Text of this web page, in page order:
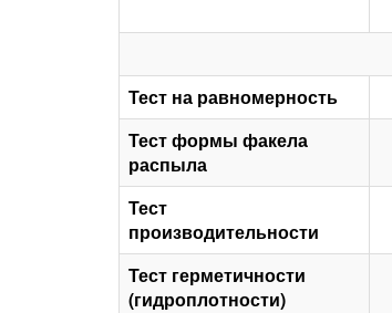
Тест на равномерность
Тест формы факела
распыла
Тест
производительности
Тест герметичности
(гидроплотности)